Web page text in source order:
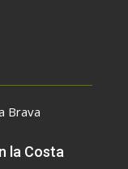
la Costa